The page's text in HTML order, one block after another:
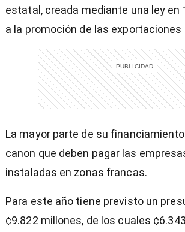
estatal, creada mediante una ley en
a la promoción de las
La mayor parte de su
canon que deben pagar las
instaladas en zonas francas.
Para este año tiene previsto un
¢9.822 millones, de los cuales